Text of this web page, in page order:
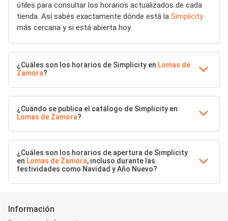
útiles para consultar los horarios actualizados de cada
tienda. Así sabés exactamente dónde está la Simplicity
más cercana y si está abierta hoy.
¿Cuáles son los horarios de Simplicity en Lomas de
Zamora?
¿Cuándo se publica el catálogo de Simplicity en
Lomas de Zamora?
¿Cuáles son los horarios de apertura de Simplicity
en Lomas de Zamora, incluso durante las
festividades como Navidad y Año Nuevo?
Información